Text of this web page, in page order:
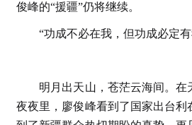
俊峰的“援疆”仍将继续。
“功成不必在我，但功成必定有
明月出天山，苍茫云海间。在
夜夜里，廖俊峰看到了国家出台利